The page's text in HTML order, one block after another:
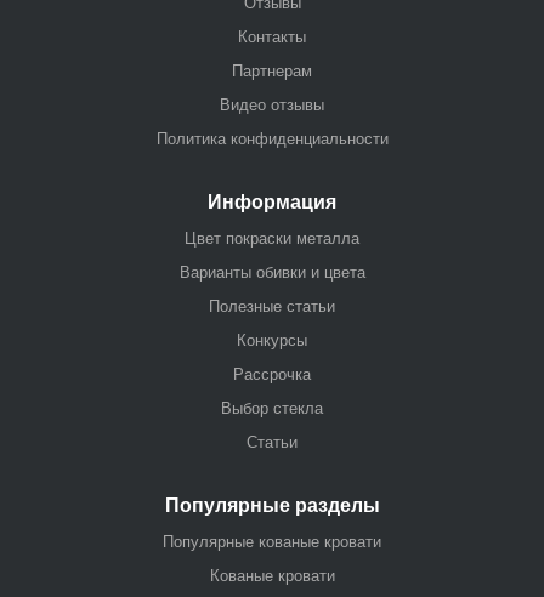
Контакты
Партнерам
Видео отзывы
Политика конфиденциальности
Информация
Цвет покраски металла
Варианты обивки и цвета
Полезные статьи
Конкурсы
Рассрочка
Выбор стекла
Статьи
Популярные разделы
Популярные кованые кровати
Кованые кровати